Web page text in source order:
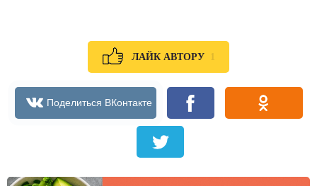
ЛАЙК АВТОРУ